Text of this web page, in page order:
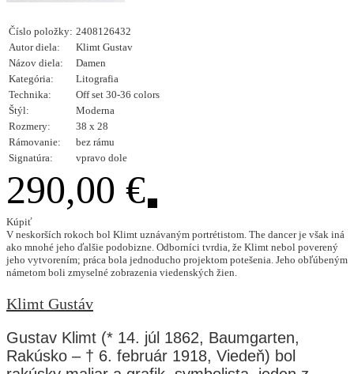
Číslo položky: 2408126432
Autor diela:
Klimt Gustav
Názov diela:
Damen
Kategória:
Litografia
Technika:
Off set 30-36 colors
Štýl:
Moderna
Rozmery:
38 x 28
Rámovanie:
bez rámu
Signatúra:
vpravo dole
290,00 €
Kúpiť
V neskorších rokoch bol Klimt uznávaným portrétistom. The dancer je však iná
ako mnohé jeho ďalšie podobizne. Odborníci tvrdia, že Klimt nebol poverený
jeho vytvorením; práca bola jednoducho projektom potešenia. Jeho obľúbeným
námetom boli zmyselné zobrazenia viedenských žien.
Klimt Gustáv
Gustav Klimt (* 14. júl 1862, Baumgarten,
Rakúsko – † 6. február 1918, Viedeň) bol